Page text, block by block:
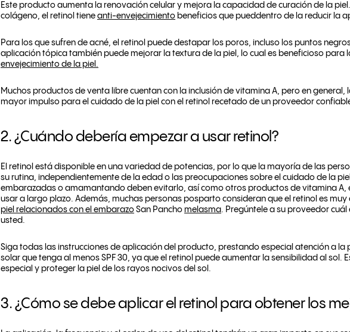
Este producto aumenta la renovación celular y mejora la capacidad de curación de la
colágeno, el retinol tiene anti-envejecimiento beneficios que pueddentro de la reducir la
Para los que sufren de acné, el retinol puede destapar los poros, incluso los puntos
aplicación tópica también puede mejorar la textura de la piel, lo cual es beneficioso para
envejecimiento de la piel.
Muchos productos de venta libre cuentan con la inclusión de vitamina A, pero en general,
mayor impulso para el cuidado de la piel con el retinol recetado de un proveedor
2. ¿Cuándo debería empezar a usar retinol?
El retinol está disponible en una variedad de potencias, por lo que la mayoría de las
su rutina, independientemente de la edad o las preocupaciones sobre el cuidado de la
embarazadas o amamantando deben evitarlo, así como otros productos de vitamina A,
usar a largo plazo. Además, muchas personas posparto consideran que el retinol es muy
piel relacionados con el embarazo San Pancho melasma. Pregúntele a su proveedor
usted.
Siga todas las instrucciones de aplicación del producto, prestando especial atención a la
solar que tenga al menos SPF 30, ya que el retinol puede aumentar la sensibilidad al sol.
especial y proteger la piel de los rayos nocivos del sol.
3. ¿Cómo se debe aplicar el retinol para obtener los